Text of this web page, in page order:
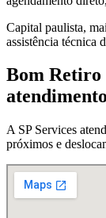
Capital paulista,
assistência técnica
Bom Retiro
atendimento
A SP Services
próximos e